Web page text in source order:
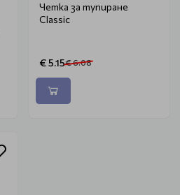
Четка за тупиране
Classic
€ 5.15€ 6.08